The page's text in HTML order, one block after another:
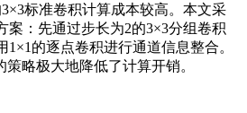
标准卷积计算成本较高。本文采
案：先通过步长为2的3×3分组卷积
的逐点卷积进行通道信息整合。
略极大地降低了计算开销。